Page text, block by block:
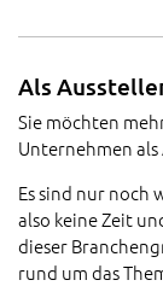
Als
Sie möchten
Unternehmen
Es sind nur noch
also keine Zeit
dieser
rund um das